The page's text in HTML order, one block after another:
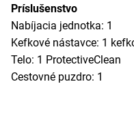
Príslušenstvo
Nabíjacia jednotka: 1
Kefkové nástavce: 1
Telo: 1 ProtectiveClean
Cestovné puzdro: 1